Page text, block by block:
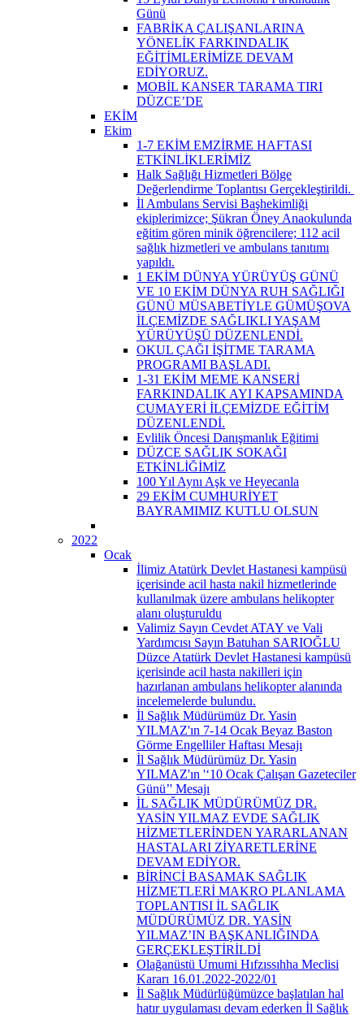
Günü
FABRİKA ÇALIŞANLARINA
YÖNELİK FARKINDALIK
EĞİTİMLERİMİZE DEVAM
EDİYORUZ.
MOBİL KANSER TARAMA TIRI
DÜZCE’DE
EKİM
Ekim
1-7 EKİM EMZİRME HAFTASI
ETKİNLİKLERİMİZ
Halk Sağlığı Hizmetleri Bölge
Değerlendirme Toplantısı Gerçekleştirildi. ​
İl Ambulans Servisi Başhekimliği
ekiplerimizce; Şükran Öney Anaokulunda
eğitim gören minik öğrencilere; 112 acil
sağlık hizmetleri ve ambulans tanıtımı
yapıldı.
1 EKİM DÜNYA YÜRÜYÜŞ GÜNÜ
VE 10 EKİM DÜNYA RUH SAĞLIĞI
GÜNÜ MÜSABETİYLE GÜMÜŞOVA
İLÇEMİZDE SAĞLIKLI YAŞAM
YÜRÜYÜŞÜ DÜZENLENDİ.
OKUL ÇAĞI İŞİTME TARAMA
PROGRAMI BAŞLADI.
1-31 EKİM MEME KANSERİ
FARKINDALIK AYI KAPSAMINDA
CUMAYERİ İLÇEMİZDE EĞİTİM
DÜZENLENDİ.
Evlilik Öncesi Danışmanlık Eğitimi
DÜZCE SAĞLIK SOKAĞI
ETKİNLİĞİMİZ
100 Yıl Aynı Aşk ve Heyecanla
29 EKİM CUMHURİYET
BAYRAMIMIZ KUTLU OLSUN
2022
Ocak
İlimiz Atatürk Devlet Hastanesi kampüsü
içerisinde acil hasta nakil hizmetlerinde
kullanılmak üzere ambulans helikopter
alanı oluşturuldu
Valimiz Sayın Cevdet ATAY ve Vali
Yardımcısı Sayın Batuhan SARIOĞLU
Düzce Atatürk Devlet Hastanesi kampüsü
içerisinde acil hasta nakilleri için
hazırlanan ambulans helikopter alanında
incelemelerde bulundu.
İl Sağlık Müdürümüz Dr. Yasin
YILMAZ'ın 7-14 Ocak Beyaz Baston
Görme Engelliler Haftası Mesajı
İl Sağlık Müdürümüz Dr. Yasin
YILMAZ'ın '‘10 Ocak Çalışan Gazeteciler
Günü’' Mesajı
İL SAĞLIK MÜDÜRÜMÜZ DR.
YASİN YILMAZ EVDE SAĞLIK
HİZMETLERİNDEN YARARLANAN
HASTALARI ZİYARETLERİNE
DEVAM EDİYOR.
BİRİNCİ BASAMAK SAĞLIK
HİZMETLERİ MAKRO PLANLAMA
TOPLANTISI İL SAĞLIK
MÜDÜRÜMÜZ DR. YASİN
YILMAZ’IN BAŞKANLIĞINDA
GERÇEKLEŞTİRİLDİ
Olağanüstü Umumi Hıfzıssıhha Meclisi
Kararı 16.01.2022-2022/01
İl Sağlık Müdürlüğümüzce başlatılan hal
hatır uygulaması devam ederken İl Sağlık